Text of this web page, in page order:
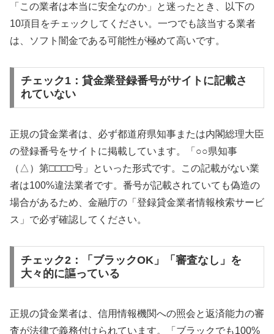
「この業者は本当に安全なのか」と迷ったとき、以下の
10項目をチェックしてください。一つでも該当する業者
は、ソフト闇金である可能性が極めて高いです。
チェック1：貸金業登録番号がサイトに記載さ
れていない
正規の貸金業者は、必ず都道府県知事または内閣総理大臣
の登録番号をサイトに掲載しています。「○○県知事
（△）第□□□□号」といった形式です。この記載がない業
者は100%違法業者です。番号が記載されていても偽造の
場合があるため、金融庁の「登録貸金業者情報検索サービ
ス」で必ず確認してください。
チェック2：「ブラックOK」「審査なし」を
大々的に謳っている
正規の貸金業者は、信用情報機関への照会と返済能力の審
査が法律で義務付けられています。「ブラックでも100%